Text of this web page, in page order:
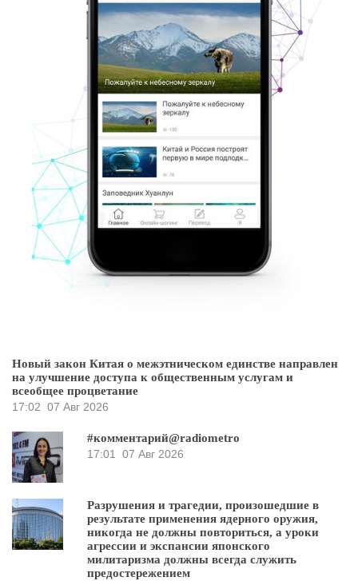
Новый закон Китая о межэтническом единстве направлен
на улучшение доступа к общественным услугам и
всеобщее процветание
17:02 07 Авг 2026
#комментарий@radiometro
17:01
07 Авг 2026
Разрушения и трагедии, произошедшие в
результате применения ядерного оружия,
никогда не должны повториться, а уроки
агрессии и экспансии японского
милитаризма должны всегда служить
предостережением